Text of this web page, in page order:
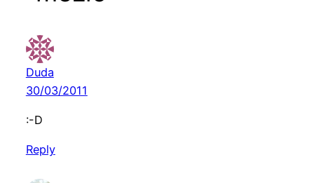
Duda
30/03/2011
:-D
Reply